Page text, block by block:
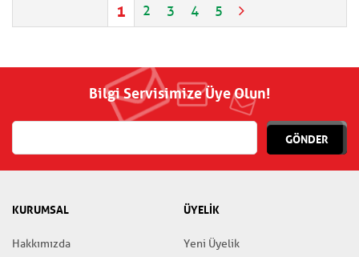
1 2 3 4 5
Bilgi Servisimize Üye Olun!
GÖNDER
KURUMSAL
Hakkımızda
ÜYELİK
Yeni Üyelik